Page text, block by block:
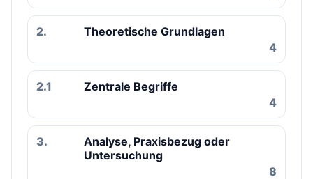
2.
Theoretische Grundlagen
4
2.1
Zentrale Begriffe
4
3.
Analyse, Praxisbezug oder
Untersuchung
8